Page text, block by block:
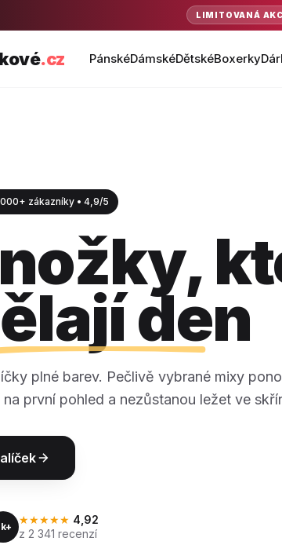
LIMITOVANÁ
.cz PánskéDámskéDětskéBoxerky
zákazníky • 4,9/5
den
plné barev. Pečlivě vybrané mixy
první pohled a nezůstanou ležet ve
★★★★★ 4,92
z 2 341 recenzí